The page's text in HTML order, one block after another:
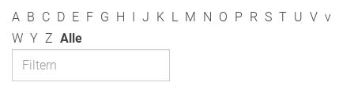
A B C D E F G H I J K L M N O P R S T U V v
W Y Z Alle